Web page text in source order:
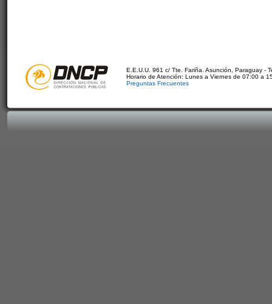
E.E.U.U. 961 c/ Tte. Fariña. Asunción, Paraguay -
Horario de Atención: Lunes a Viernes de 07:00 a
Preguntas Frecuentes